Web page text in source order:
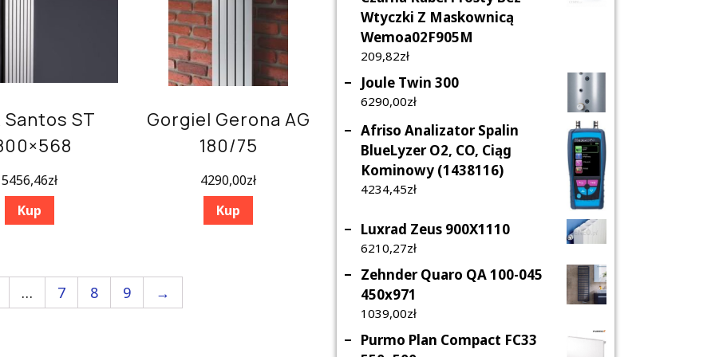
Santos ST
5456,46zł
Kup
Gorgiel Gerona AG
180/75
4290,00zł
Kup
… 7 8 9 →
Wtyczki Z Maskownicą
Wemoa02F905M
209,82Zł
Joule Twin 300
6290,00Zł
Afriso Analizator Spalin
BlueLyzer O2, CO, Ciąg
Kominowy (1438116)
4234,45Zł
Luxrad Zeus 900X1110
6210,27Zł
Zehnder Quaro QA 100-045
450x971
1039,00Zł
Purmo Plan Compact FC33